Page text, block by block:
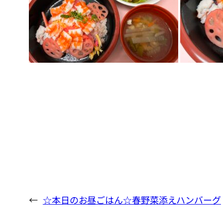
← ☆本日のお昼ごはん☆春野菜添えハンバーグ